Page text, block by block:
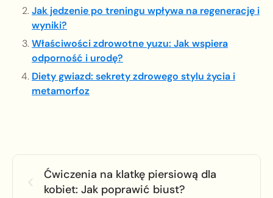
Jak jedzenie po treningu wpływa na regenerację i
wyniki?
Właściwości zdrowotne yuzu: Jak wspiera
odporność i urodę?
Diety gwiazd: sekrety zdrowego stylu życia i
metamorfoz
Ćwiczenia na klatkę piersiową dla
kobiet: Jak poprawić biust?